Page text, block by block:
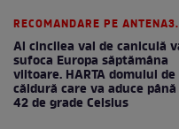
RECOMANDARE PE
Al cincilea val de caniculă
sufoca Europa săptămâna
viitoare. HARTA domului de
căldură care va aduce
42 de grade Celsius